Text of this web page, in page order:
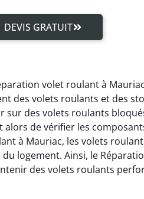
DEVIS GRATUIT
volet roulant à
des volets roulants et des
des volets roulants
de vérifier les
à Mauriac, les volets
logement. Ainsi, le
des volets roulants